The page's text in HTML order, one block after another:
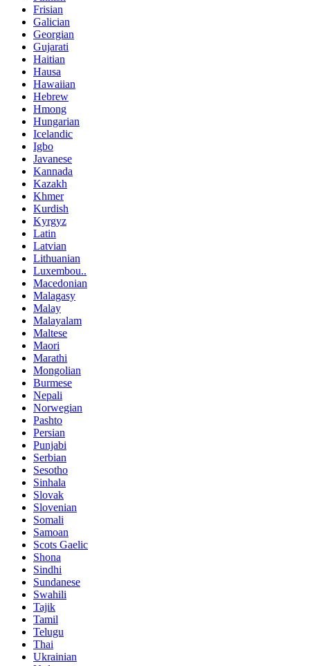
Frisian
Galician
Georgian
Gujarati
Haitian
Hausa
Hawaiian
Hebrew
Hmong
Hungarian
Icelandic
Igbo
Javanese
Kannada
Kazakh
Khmer
Kurdish
Kyrgyz
Latin
Latvian
Lithuanian
Luxembou..
Macedonian
Malagasy
Malay
Malayalam
Maltese
Maori
Marathi
Mongolian
Burmese
Nepali
Norwegian
Pashto
Persian
Punjabi
Serbian
Sesotho
Sinhala
Slovak
Slovenian
Somali
Samoan
Scots Gaelic
Shona
Sindhi
Sundanese
Swahili
Tajik
Tamil
Telugu
Thai
Ukrainian